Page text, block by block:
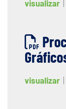
visualizar
visualizar